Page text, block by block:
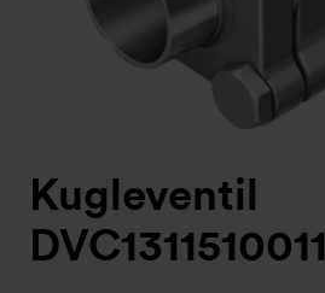
Kugleventil
DVC1311510011